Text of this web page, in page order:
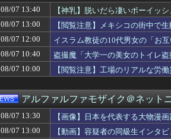
【画像】女性声優さん、舞台で共演したイケ
【ウマ娘】普通にしてたら真っ当に美人なラ
【悲報】高野連「暑熱対策で第2試合は13:30
【画像】「まんがタイムきらら」ヱロ漫画み
【画像】日本を代表する大物漫画家、高市早
トメ「この子は義実家の顔じゃない！嫁が義
【甲子園】青森山田が暑さ対策でユニ一新 ボ
ニコニコ出身者が豪華すぎると話題に なんで
【悲報】ちんぽに下味つけてピンサロいった
海外「新キャラもヤバいｗ」ヤニねこ第6話の
【緊急】明日「銀だこ」がガチに過去最大レベ
【悲報】村上宗隆さん、本日5タコ3三振で8月
08/07 13:40
【神乳】脱いだら凄いボーイッ
08/07 13:00
【閲覧注意】メキシコの街中で
08/07 12:00
イスラム教徒の10代男女の「お
08/07 10:40
盗撮魔「大学一の美女のトイレ
08/07 10:00
【閲覧注意】工場のリアルな労
アルファルファモザイク＠ネット
08/07 13:30
【画像】日本を代表する大物漫
08/07 13:00
【動画】容疑者の同級生インタ